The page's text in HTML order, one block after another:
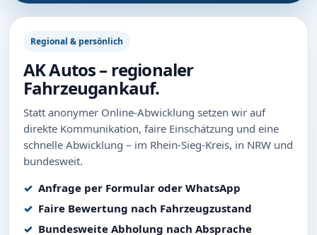
Regional & persönlich
AK Autos – regionaler
Fahrzeugankauf.
Statt anonymer Online-Abwicklung setzen wir auf
direkte Kommunikation, faire Einschätzung und eine
schnelle Abwicklung – im Rhein-Sieg-Kreis, in NRW und
bundesweit.
Anfrage per Formular oder WhatsApp
Faire Bewertung nach Fahrzeugzustand
Bundesweite Abholung nach Absprache